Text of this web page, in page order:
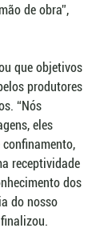
de obra”,
que objetivos
produtores
“Nós
eles
receptividade
dos
do nosso